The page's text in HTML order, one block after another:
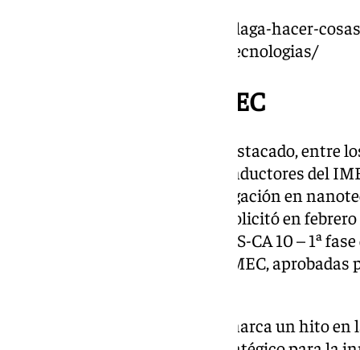
https://www.101tv.es/imec-malaga-hacer-
desarrollaran-otros-servicios-tecnologias/
Implantación del IMEC
Desde Málaga TechPark, han destacado, entre
fabricación y diseño de semiconductores del
referente mundial en la investigación en
vanguardia. Málaga TechPark solicitó en
Ordenanzas del Plan Parcial SUS-CA 10 – 1ª
implantación del Proyecto de IMEC,
«La llegada de IMEC a Málaga marca un hito